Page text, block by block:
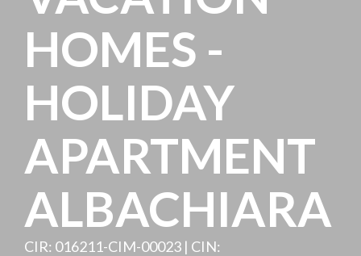
HOMES -
HOLIDAY
APARTMENT
ALBACHIARA
CIR: 016211-CIM-00023 | CIN: